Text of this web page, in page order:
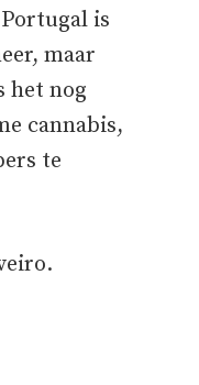
is
maar
het nog
cannabis,
te